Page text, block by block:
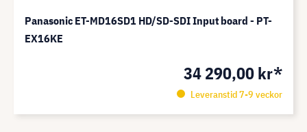
Panasonic ET-MD16SD1 HD/SD-SDI Input board - PT-
EX16KE
34 290,00 kr*
Leveranstid 7-9 veckor